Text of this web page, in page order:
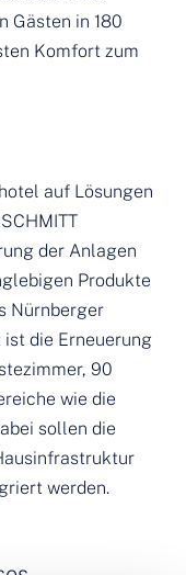
Gästen in 180
Komfort zum
auf Lösungen
der Anlagen
Produkte
Nürnberger
die Erneuerung
90
wie die
sollen die
werden.